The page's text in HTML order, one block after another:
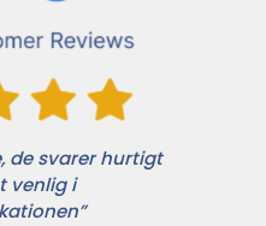
de svarer hurtigt
venlig i